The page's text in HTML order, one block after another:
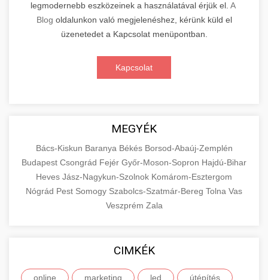
legmodernebb eszközeinek a használatával érjük el. A
Blog oldalunkon való megjelenéshez, kérünk küld el
üzenetedet a Kapcsolat menüpontban.
Kapcsolat
MEGYÉK
Bács-Kiskun Baranya Békés Borsod-Abaúj-Zemplén
Budapest Csongrád Fejér Győr-Moson-Sopron Hajdú-Bihar
Heves Jász-Nagykun-Szolnok Komárom-Esztergom
Nógrád Pest Somogy Szabolcs-Szatmár-Bereg Tolna Vas
Veszprém Zala
CIMKÉK
online marketing led útépítés